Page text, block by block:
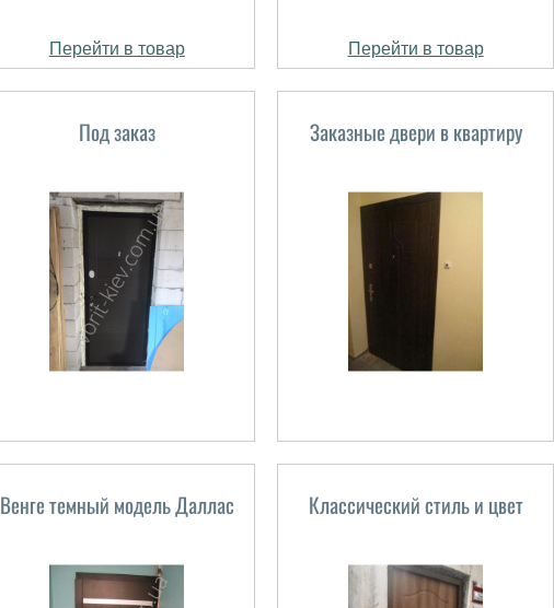
Перейти в товар Перейти в товар
Под заказ Заказные двери в квартиру
Венге темный модель Даллас Классический стиль и цвет